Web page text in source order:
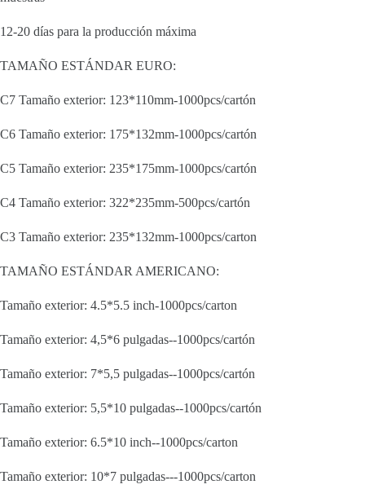
12-20 días para la producción máxima
TAMAÑO ESTÁNDAR EURO:
C7 Tamaño exterior: 123*110mm-1000pcs/cartón
C6 Tamaño exterior: 175*132mm-1000pcs/cartón
C5 Tamaño exterior: 235*175mm-1000pcs/cartón
C4 Tamaño exterior: 322*235mm-500pcs/cartón
C3 Tamaño exterior: 235*132mm-1000pcs/carton
TAMAÑO ESTÁNDAR AMERICANO:
Tamaño exterior: 4.5*5.5 inch-1000pcs/carton
Tamaño exterior: 4,5*6 pulgadas--1000pcs/cartón
Tamaño exterior: 7*5,5 pulgadas--1000pcs/cartón
Tamaño exterior: 5,5*10 pulgadas--1000pcs/cartón
Tamaño exterior: 6.5*10 inch--1000pcs/carton
Tamaño exterior: 10*7 pulgadas---1000pcs/carton